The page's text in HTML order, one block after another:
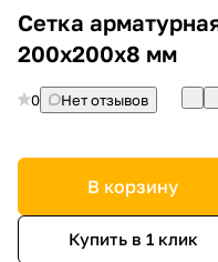
Сетка
200х200х8 мм
0 Нет отзывов
В корзину
Купить в 1 клик